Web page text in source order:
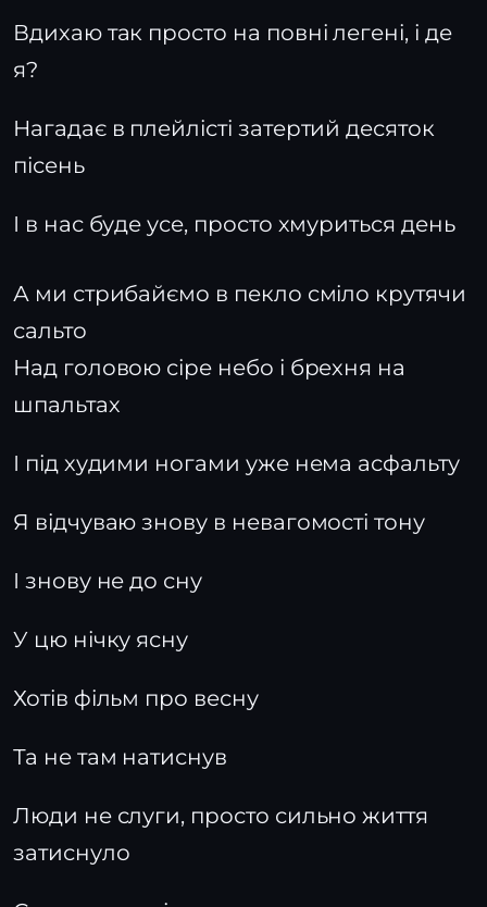
Вдихаю так просто на повні легені, і де
я?
Нагадає в плейлісті затертий десяток
пісень
І в нас буде усе, просто хмуриться день
А ми стрибайємо в пекло cміло крутячи
сальто
Над головою сіре небо і брехня на
шпальтах
І під худими ногами уже нема асфальту
Я відчуваю знову в невагомості тону
І знову не до сну
У цю нічку ясну
Хотів фільм про весну
Та не там натиснув
Люди не слуги, просто сильно життя
затиснуло